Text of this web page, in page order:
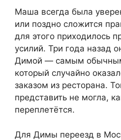
Маша всегда была
или поздно сложится
для этого приходилось
усилий. Три года назад
Димой — самым
который случайно
заказом из ресторана.
представить не могла,
переплетётся.
Для Димы переезд в